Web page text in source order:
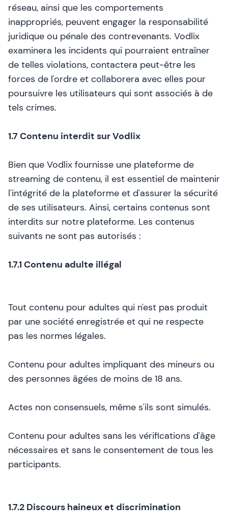
réseau, ainsi que les comportements
inappropriés, peuvent engager la responsabilité
juridique ou pénale des contrevenants. Vodlix
examinera les incidents qui pourraient entraîner
de telles violations, contactera peut-être les
forces de l'ordre et collaborera avec elles pour
poursuivre les utilisateurs qui sont associés à de
tels crimes.
1.7 Contenu interdit sur Vodlix
Bien que Vodlix fournisse une plateforme de
streaming de contenu, il est essentiel de maintenir
l'intégrité de la plateforme et d'assurer la sécurité
de ses utilisateurs. Ainsi, certains contenus sont
interdits sur notre plateforme. Les contenus
suivants ne sont pas autorisés :
1.7.1 Contenu adulte illégal
Tout contenu pour adultes qui n'est pas produit
par une société enregistrée et qui ne respecte
pas les normes légales.
Contenu pour adultes impliquant des mineurs ou
des personnes âgées de moins de 18 ans.
Actes non consensuels, même s'ils sont simulés.
Contenu pour adultes sans les vérifications d'âge
nécessaires et sans le consentement de tous les
participants.
1.7.2 Discours haineux et discrimination